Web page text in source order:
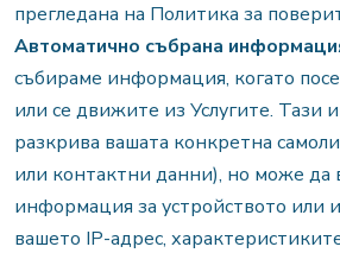
прегледана на Политика за
Автоматично събрана
събираме информация, когато
или се движите из Услугите. Тази
разкрива вашата конкретна
или контактни данни), но може да
информация за устройството или
вашето IP-адрес,